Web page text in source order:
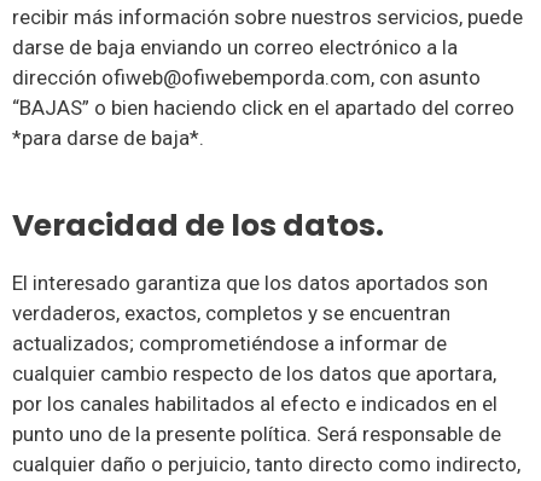
recibir más información sobre nuestros servicios, puede
darse de baja enviando un correo electrónico a la
dirección ofiweb@ofiwebemporda.com, con asunto
“BAJAS” o bien haciendo click en el apartado del correo
*para darse de baja*.
Veracidad de los datos.
El interesado garantiza que los datos aportados son
verdaderos, exactos, completos y se encuentran
actualizados; comprometiéndose a informar de
cualquier cambio respecto de los datos que aportara,
por los canales habilitados al efecto e indicados en el
punto uno de la presente política. Será responsable de
cualquier daño o perjuicio, tanto directo como indirecto,